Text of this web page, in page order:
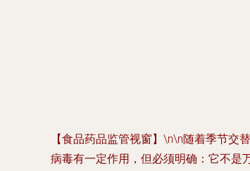
【食品药品监管视窗】\n\n随着季节
病毒有一定作用，但必须明确：它不是